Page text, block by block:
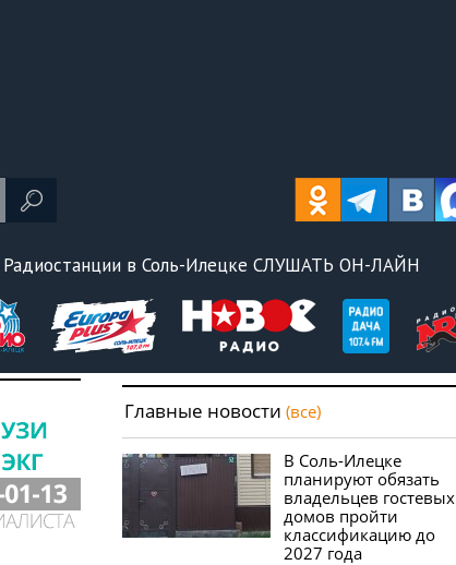
Радиостанции в Соль-Илецке СЛУШАТЬ ОН-ЛАЙН
Главные новости (все)
В Соль-Илецке
планируют обязать
владельцев гостевых
домов пройти
классификацию до
2027 года